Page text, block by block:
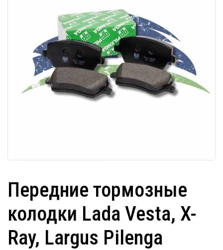
Передние тормозные
колодки Lada Vesta, X-
Ray, Largus Pilenga